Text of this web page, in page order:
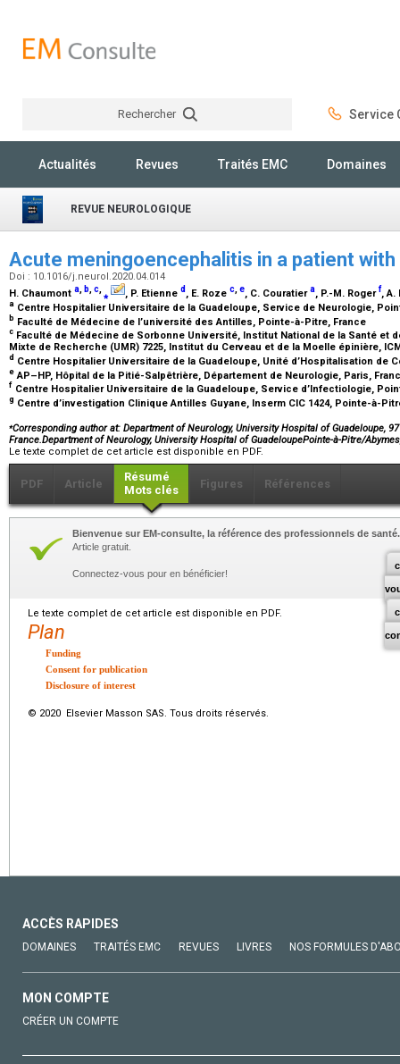
Rechercher Service
Actualités Revues Traités EMC Domaines
REVUE NEUROLOGIQUE
Acute meningoencephalitis in a patient
Doi : 10.1016/j.neurol.2020.04.014
H. Chaumont a, b,c,⁎ , P. Etienne d , E. Roze c,e, C. Couratiera, P.-M. Rogerf,
a Centre Hospitalier Universitaire de la Guadeloupe, Service de Neurologie,
b Faculté de Médecine de l’université des Antilles, Pointe-à-Pitre, France
c Faculté de Médecine de Sorbonne Université, Institut National de la Santé et
Mixte de Recherche (UMR) 7225, Institut du Cerveau et de la Moelle épinière,
d Centre Hospitalier Universitaire de la Guadeloupe, Unité d’Hospitalisation de
e AP–HP, Hôpital de la Pitié-Salpêtrière, Département de Neurologie, Paris,
f Centre Hospitalier Universitaire de la Guadeloupe, Service d’Infectiologie,
g Centre d’investigation Clinique Antilles Guyane, Inserm CIC 1424, Pointe-à-
⁎Corresponding author at: Department of Neurology, University Hospital of Guadeloupe,
France.Department of Neurology, University Hospital of GuadeloupePointe-à-Pitre/
Le texte complet de cet article est disponible en PDF.
PDF Article
Résumé
Mots clés
Figures Références
Bienvenue sur EM-consulte, la référence des professionnels de santé.
Article gratuit.
Connectez-vous pour en bénéficier!
Le texte complet de cet article est disponible en PDF.
Plan
Funding
Consent for publication
Disclosure of interest
© 2020 Elsevier Masson SAS. Tous droits réservés.
ACCÈS RAPIDES
DOMAINES TRAITÉS EMC REVUES LIVRES NOS FORMULES
MON COMPTE
CRÉER UN COMPTE